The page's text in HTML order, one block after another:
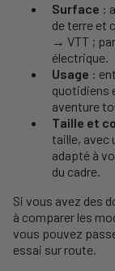
Surface :
de terre et
→ VTT ;
électrique.
Usage :
quotidiens
aventure
Taille et
taille, avec
adapté à
du cadre.
Si vous avez des
à comparer les
vous pouvez
essai sur route.